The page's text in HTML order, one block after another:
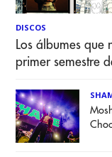
DISCOS
Los álbumes que
primer semestre